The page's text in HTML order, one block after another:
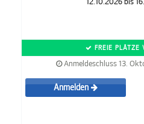
12.10.2026 bis
FREIE PLÄTZE
Anmeldeschluss 13.
Anmelden